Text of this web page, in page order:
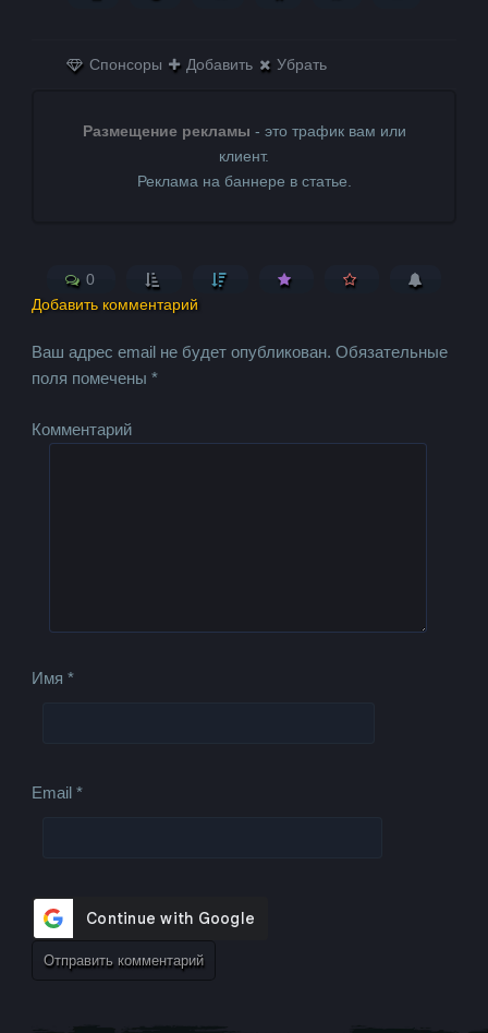
Спонсоры Добавить Убрать
Размещение рекламы - это трафик вам или
клиент.
Реклама на баннере в статье.
0
Добавить комментарий
Ваш адрес email не будет опубликован. Обязательные
поля помечены*
Комментарий
Имя*
Email*